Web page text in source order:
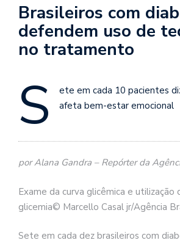
Brasileiros com
defendem uso de
no tratamento
S
ete em cada 10 pacientes
afeta bem-estar emocional
por Alana Gandra – Repórter da
Exame da curva glicêmica e utilização
glicemia© Marcello Casal jr/Agência
Sete em cada dez brasileiros com